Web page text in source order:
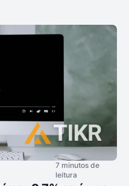
7 minutos de
leitura